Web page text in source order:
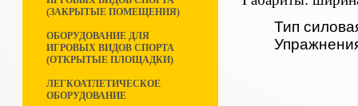
(ЗАКРЫТЫЕ ПОМЕЩЕНИЯ)
ОБОРУДОВАНИЕ ДЛЯ
ИГРОВЫХ ВИДОВ СПОРТА
(ОТКРЫТЫЕ ПЛОЩАДКИ)
ЛЕГКОАТЛЕТИЧЕСКОЕ
ОБОРУДОВАНИЕ
Тип